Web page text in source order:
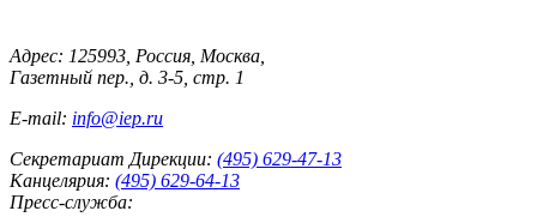
Адрес: 125993, Россия, Москва,
Газетный пер., д. 3-5, стр. 1
E-mail: info@iep.ru
Секретариат Дирекции: (495) 629-47-13
Канцелярия: (495) 629-64-13
Пресс-служба: